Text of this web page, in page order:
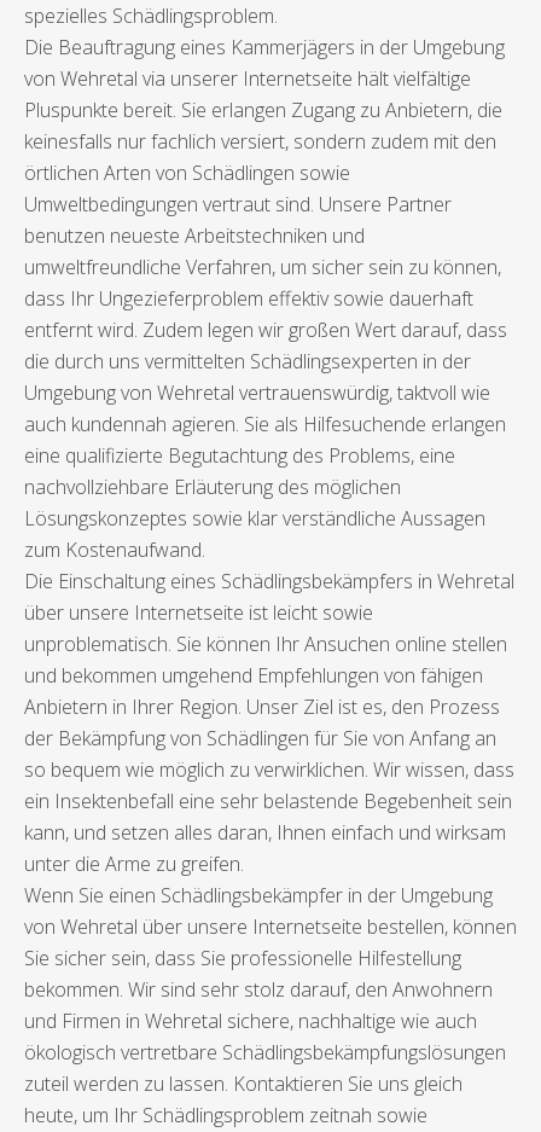
spezielles Schädlingsproblem.
Die Beauftragung eines Kammerjägers in der Umgebung
von Wehretal via unserer Internetseite hält vielfältige
Pluspunkte bereit. Sie erlangen Zugang zu Anbietern, die
keinesfalls nur fachlich versiert, sondern zudem mit den
örtlichen Arten von Schädlingen sowie
Umweltbedingungen vertraut sind. Unsere Partner
benutzen neueste Arbeitstechniken und
umweltfreundliche Verfahren, um sicher sein zu können,
dass Ihr Ungezieferproblem effektiv sowie dauerhaft
entfernt wird. Zudem legen wir großen Wert darauf, dass
die durch uns vermittelten Schädlingsexperten in der
Umgebung von Wehretal vertrauenswürdig, taktvoll wie
auch kundennah agieren. Sie als Hilfesuchende erlangen
eine qualifizierte Begutachtung des Problems, eine
nachvollziehbare Erläuterung des möglichen
Lösungskonzeptes sowie klar verständliche Aussagen
zum Kostenaufwand.
Die Einschaltung eines Schädlingsbekämpfers in Wehretal
über unsere Internetseite ist leicht sowie
unproblematisch. Sie können Ihr Ansuchen online stellen
und bekommen umgehend Empfehlungen von fähigen
Anbietern in Ihrer Region. Unser Ziel ist es, den Prozess
der Bekämpfung von Schädlingen für Sie von Anfang an
so bequem wie möglich zu verwirklichen. Wir wissen, dass
ein Insektenbefall eine sehr belastende Begebenheit sein
kann, und setzen alles daran, Ihnen einfach und wirksam
unter die Arme zu greifen.
Wenn Sie einen Schädlingsbekämpfer in der Umgebung
von Wehretal über unsere Internetseite bestellen, können
Sie sicher sein, dass Sie professionelle Hilfestellung
bekommen. Wir sind sehr stolz darauf, den Anwohnern
und Firmen in Wehretal sichere, nachhaltige wie auch
ökologisch vertretbare Schädlingsbekämpfungslösungen
zuteil werden zu lassen. Kontaktieren Sie uns gleich
heute, um Ihr Schädlingsproblem zeitnah sowie